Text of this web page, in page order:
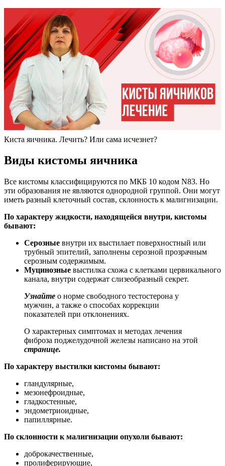
Киста яичника. Лечить? Или сама исчезнет?
Виды кистомы яичника
Все кистомы классифицируются по МКБ 10 кодом N83. Но
эти образования не являются однородной группой. Они могут
иметь разный клеточный состав, склонность к малигнизации.
По характеру жидкости, находящейся внутри, кистомы
бывают:
Серозные внутри их выстилает поверхностный или
трубный эпителий, заполнены серозной прозрачным
серозным содержимым.
Муцинозные выстилка схожа с клетками цервикального
канала, внутри содержат слизеобразный секрет.
Узнайте о норме свободного тестостерона у
мужчин, а также о способах коррекции
показателей при отклонениях.
О характерных симптомах и методах лечения
фиброза поджелудочной железы написано на этой
странице.
По характеру выстилки кистомы бывают:
гландулярные,
мезонефроидные,
гладкостенные,
эндометриоидные,
папиллярные.
По склонности к малигнизации опухоли бывают:
доброкачественные,
пролиферирующие,